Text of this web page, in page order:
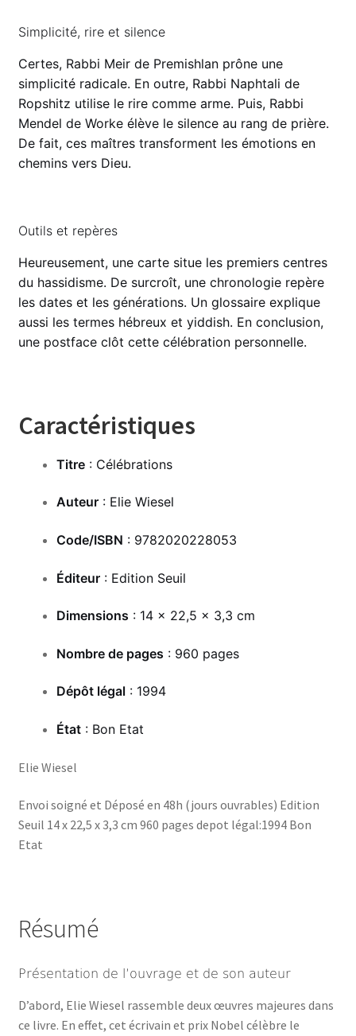
Simplicité, rire et silence
Certes, Rabbi Meir de Premishlan prône une
simplicité radicale. En outre, Rabbi Naphtali de
Ropshitz utilise le rire comme arme. Puis, Rabbi
Mendel de Worke élève le silence au rang de prière.
De fait, ces maîtres transforment les émotions en
chemins vers Dieu.
Outils et repères
Heureusement, une carte situe les premiers centres
du hassidisme. De surcroît, une chronologie repère
les dates et les générations. Un glossaire explique
aussi les termes hébreux et yiddish. En conclusion,
une postface clôt cette célébration personnelle.
Caractéristiques
Titre: Célébrations
Auteur: Elie Wiesel
Code/ISBN : 9782020228053
Éditeur: Edition Seuil
Dimensions : 14 x 22,5 x 3,3 cm
Nombre de pages : 960 pages
Dépôt légal: 1994
État: Bon Etat
Elie Wiesel
Envoi soigné et Déposé en 48h (jours ouvrables) Edition
Seuil 14 x 22,5 x 3,3 cm 960 pages depot légal:1994 Bon
Etat
Résumé
Présentation de l’ouvrage et de son auteur
D’abord, Elie Wiesel rassemble deux œuvres majeures dans
ce livre. En effet, cet écrivain et prix Nobel célèbre le